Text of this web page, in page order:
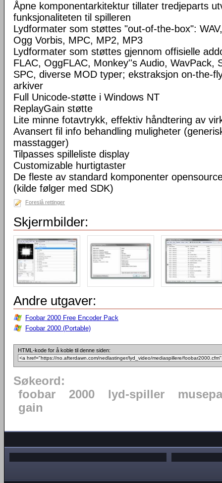
Åpne komponentarkitektur tillater tredjeparts
funksjonaliteten til spilleren
Lydformater som støttes "out-of-the-box":
Ogg Vorbis, MPC, MP2, MP3
Lydformater som støttes gjennom offisielle
FLAC, OggFLAC, Monkey''s Audio, WavPack,
SPC, diverse MOD typer; ekstraksjon on-the-
arkiver
Full Unicode-støtte i Windows NT
ReplayGain støtte
Lite minne fotavtrykk, effektiv håndtering av
Avansert fil info behandling muligheter
masstagger)
Tilpasses spilleliste display
Customizable hurtigtaster
De fleste av standard komponenter
(kilde følger med SDK)
Foreslå rettinger
Skjermbilder:
Andre utgaver:
Foobar 2000 Free Encoder Pack
Foobar 2000 (Portable)
HTML-kode for å koble til denne siden:
Søkeord:
foobar
2000 lyd-spiller
gain